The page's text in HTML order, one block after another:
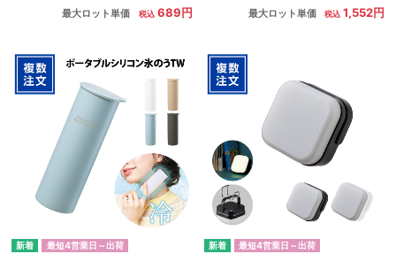
最大ロット単価
689円
最大ロット単価
1,552円
最短4営業日～出荷 最短4営業日～出荷